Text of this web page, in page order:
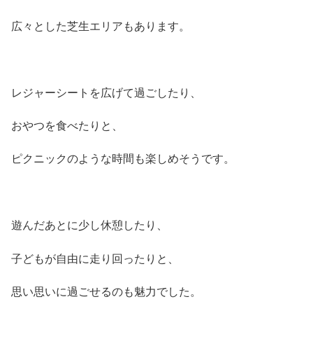
広々とした芝生エリアもあります。
レジャーシートを広げて過ごしたり、
おやつを食べたりと、
ピクニックのような時間も楽しめそうです。
遊んだあとに少し休憩したり、
子どもが自由に走り回ったりと、
思い思いに過ごせるのも魅力でした。